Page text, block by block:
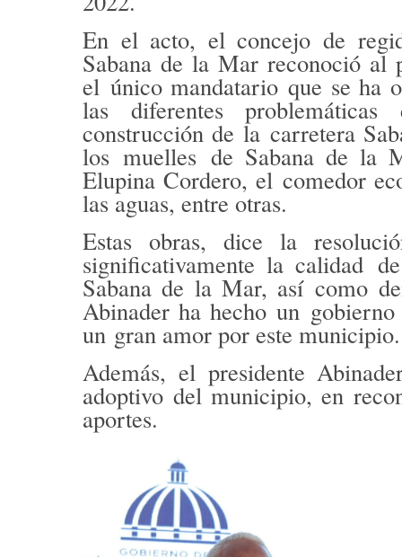
En el acto, el concejo de
Sabana de la Mar reconoció al
el único mandatarioque se ha
las diferentes
construcción de la carretera
losmuelles de Sabana de la
Elupina Cordero, el comedor
las aguas, entre otras.
Estas obras, dice la
significativamente la calidad
Sabana de la Mar, así como
Abinader ha hecho un
un gran amor por este municipio.
Además, el presidente
adoptivo del municipio, en
aportes.